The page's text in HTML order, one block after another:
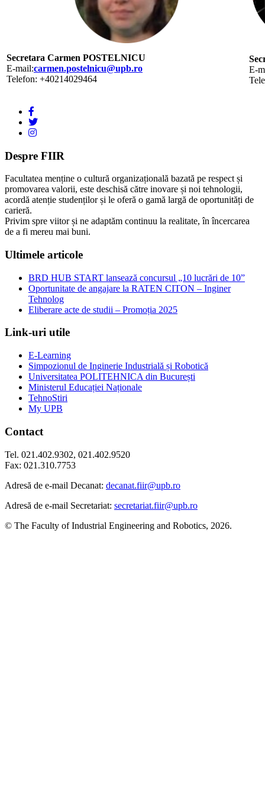
Secretara Carmen POSTELNICU
E-mail:carmen.postelnicu@upb.ro
Telefon: +40214029464
E-
Despre FIIR
Facultatea menține o cultură organizațională bazată pe respect și
promovarea valorii, este deschisă către inovare și noi tehnologii,
acordă atenție studenților și le oferă o gamă largă de oportunități de
carieră.
Privim spre viitor și ne adaptăm continuu la realitate, în încercarea
de a fi mereu mai buni.
Ultimele articole
BRD HUB START lansează concursul „10 lucrări de 10”
Oportunitate de angajare la RATEN CITON – Inginer
Tehnolog
Eliberare acte de studii – Promoția 2025
Link-uri utile
E-Learning
Simpozionul de Inginerie Industrială și Robotică
Universitatea POLITEHNICA din București
Ministerul Educației Naționale
TehnoStiri
My UPB
Contact
Tel. 021.402.9302, 021.402.9520
Fax: 021.310.7753
Adresă de e-mail Decanat: decanat.fiir@upb.ro
Adresă de e-mail Secretariat: secretariat.fiir@upb.ro
© The Faculty of Industrial Engineering and Robotics, 2026.